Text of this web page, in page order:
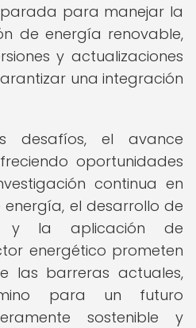
para manejar la
de energía renovable,
y actualizaciones
una integración
desafíos, el avance
oportunidades
continua en
el desarrollo de
y la aplicación de
energético prometen
las barreras actuales,
para un futuro
sostenible y